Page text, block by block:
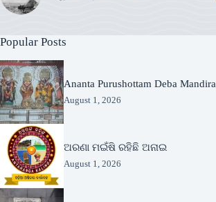
Popular Posts
Ananta Purushottam Deba Mandira
August 1, 2026
ଅରଣା ମଇଁଷି ରହିଛି ଅନାଇ
August 1, 2026